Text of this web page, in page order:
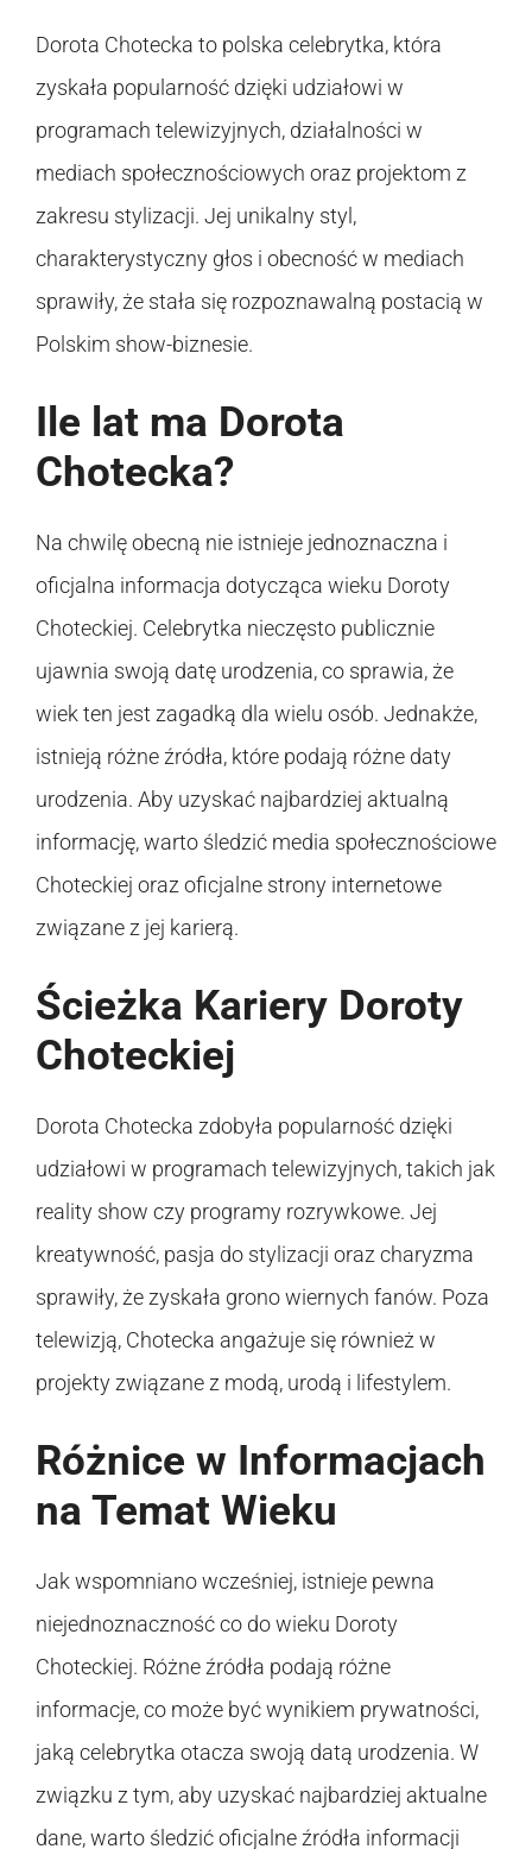
Dorota Chotecka to polska celebrytka, która
zyskała popularność dzięki udziałowi w
programach telewizyjnych, działalności w
mediach społecznościowych oraz projektom z
zakresu stylizacji. Jej unikalny styl,
charakterystyczny głos i obecność w mediach
sprawiły, że stała się rozpoznawalną postacią w
Polskim show-biznesie.
Ile lat ma Dorota
Chotecka?
Na chwilę obecną nie istnieje jednoznaczna i
oficjalna informacja dotycząca wieku Doroty
Choteckiej. Celebrytka nieczęsto publicznie
ujawnia swoją datę urodzenia, co sprawia, że
wiek ten jest zagadką dla wielu osób. Jednakże,
istnieją różne źródła, które podają różne daty
urodzenia. Aby uzyskać najbardziej aktualną
informację, warto śledzić media społecznościowe
Choteckiej oraz oficjalne strony internetowe
związane z jej karierą.
Ścieżka Kariery Doroty
Choteckiej
Dorota Chotecka zdobyła popularność dzięki
udziałowi w programach telewizyjnych, takich jak
reality show czy programy rozrywkowe. Jej
kreatywność, pasja do stylizacji oraz charyzma
sprawiły, że zyskała grono wiernych fanów. Poza
telewizją, Chotecka angażuje się również w
projekty związane z modą, urodą i lifestylem.
Różnice w Informacjach
na Temat Wieku
Jak wspomniano wcześniej, istnieje pewna
niejednoznaczność co do wieku Doroty
Choteckiej. Różne źródła podają różne
informacje, co może być wynikiem prywatności,
jaką celebrytka otacza swoją datą urodzenia. W
związku z tym, aby uzyskać najbardziej aktualne
dane, warto śledzić oficjalne źródła informacji